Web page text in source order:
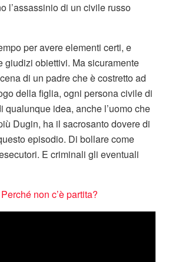
l’assassinio di un civile russo
per avere elementi certi, e
giudizi obiettivi. Ma sicuramente
di un padre che è costretto ad
della figlia, ogni persona civile di
qualunque idea, anche l’uomo che
Dugin, ha il sacrosanto dovere di
episodio. Di bollare come
E criminali gli eventuali
Perché non c’è partita?